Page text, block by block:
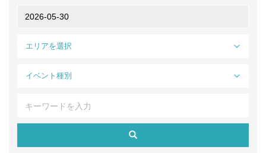
エリアを選択
イベント種別